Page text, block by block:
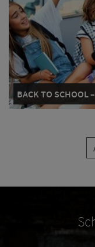
BACK TO